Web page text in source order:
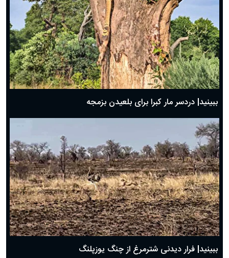
ببینید| دردسر مار کبرا برای بلعیدن بزمجه
ببینید| فرار دیدنی شترمرغ از چنگ یوزپلنگ